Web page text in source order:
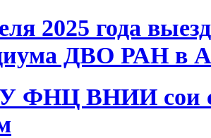
2025 года
ДВО РАН в
ФНЦ ВНИИ сои